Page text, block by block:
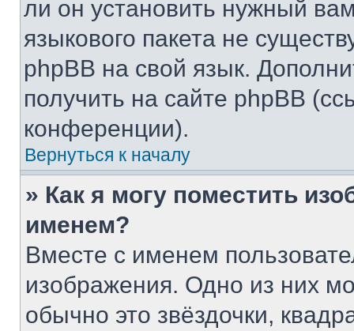
ли он установить нужный
языкового пакета не
phpBB на свой язык.
получить на сайте phpBB
конференции).
Вернуться к началу
» Как я могу поместить
именем?
Вместе с именем
изображения. Одно из них
обычно это звёздочки,